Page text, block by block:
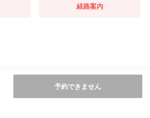
経路案内
予約できません